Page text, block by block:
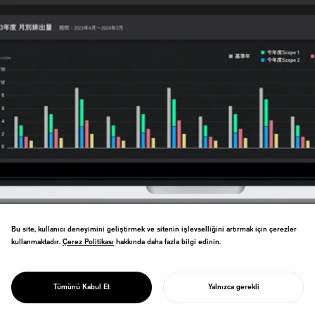
PROJECT
SUSTUS
Kurumsal CO₂ ölçüm aracı ve enerji
şirketinin sıfır karbon statüsüne
ulaşmasını sağladı.
Bu site, kullanıcı deneyimini geliştirmek ve sitenin işlevselliğini artırmak için çerezler
kullanmaktadır. Çerez Politikası
Çerez Politikası hakkında daha fazla bilgi edinin.
Tümünü Kabul Et Yalnızca gerekli